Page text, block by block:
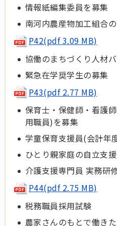
情報紙編集委員を募集
南河内農産物加工組合
P42(pdf 3.09 MB)
協働のまちづくり人材
緊急在学奨学生の募集
P43(pdf 2.77 MB)
保育士・保健師・看護
用職員)を募集
学童保育支援員(会計年
ひとり親家庭の自立支
介護支援専門員 実務研
P44(pdf 2.75 MB)
税務職員採用試験
農家さんのもとで働き